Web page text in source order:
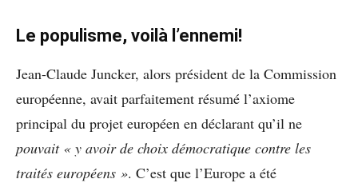
Le populisme, voilà l’ennemi!
Jean-Claude Juncker, alors président de la Commission
européenne, avait parfaitement résumé l’axiome
principal du projet européen en déclarant qu’il ne
pouvait « y avoir de choix démocratique contre les
traités européens ». C’est que l’Europe a été